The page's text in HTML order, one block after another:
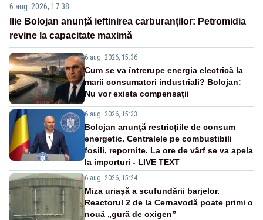
6 aug. 2026, 17:38
Ilie Bolojan anunță ieftinirea carburanților: Petromidia
revine la capacitate maximă
6 aug. 2026, 15:36
Cum se va întrerupe energia electrică la
marii consumatori industriali? Bolojan:
Nu vor exista compensații
6 aug. 2026, 15:33
Bolojan anunță restricțiile de consum
energetic. Centralele pe combustibili
fosili, repornite. La ore de vârf se va apela
la importuri - LIVE TEXT
6 aug. 2026, 15:24
Miza uriașă a scufundării barjelor.
Reactorul 2 de la Cernavodă poate primi o
nouă „gură de oxigen”